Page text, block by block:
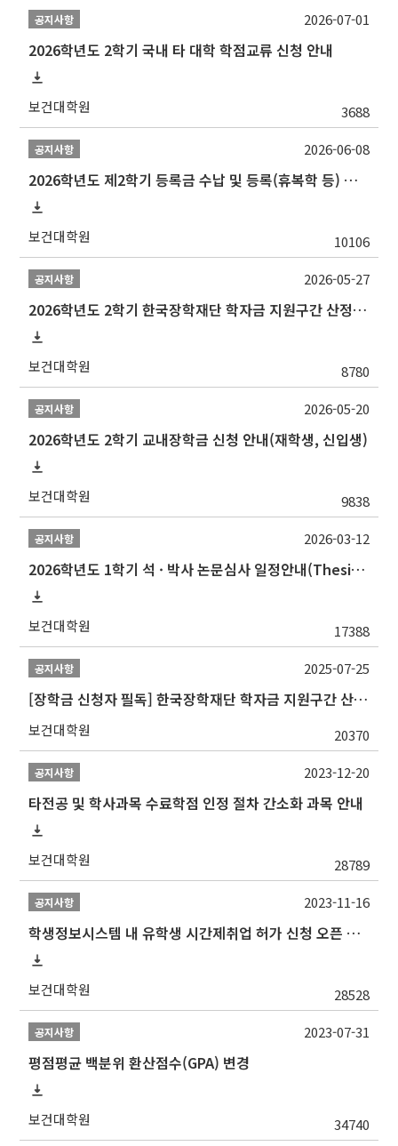
공지사항
2026학년도 2학기 국내 타 대학 학점교류 신청 안내
보건대학원 3688
2026-07-01
공지사항
2026학년도 제2학기 등록금 수납 및 등록(휴복학 등) 일정 안내
보건대학원 10106
2026-06-08
공지사항
2026학년도 2학기 한국장학재단 학자금 지원구간 산정 신청 안내
보건대학원 8780
2026-05-27
공지사항
2026학년도 2학기 교내장학금 신청 안내(재학생, 신입생)
보건대학원 9838
2026-05-20
공지사항
2026학년도 1학기 석 · 박사 논문심사 일정안내(Thesis Defense Schedules)
보건대학원 17388
2026-03-12
공지사항
[장학금 신청자 필독] 한국장학재단 학자금 지원구간 산정 권고
보건대학원 20370
2025-07-25
공지사항
타전공 및 학사과목 수료학점 인정 절차 간소화 과목 안내
보건대학원 28789
2023-12-20
공지사항
학생정보시스템 내 유학생 시간제취업 허가 신청 오픈 안내
보건대학원 28528
2023-11-16
공지사항
평점평균 백분위 환산점수(GPA) 변경
보건대학원 34740
2023-07-31